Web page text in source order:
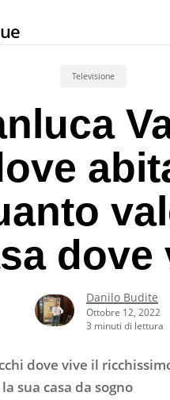
Televisione
dove
Danilo Budite
Ottobre 12, 2022
3 minuti di lettura
dove vive il
sua casa da sogno